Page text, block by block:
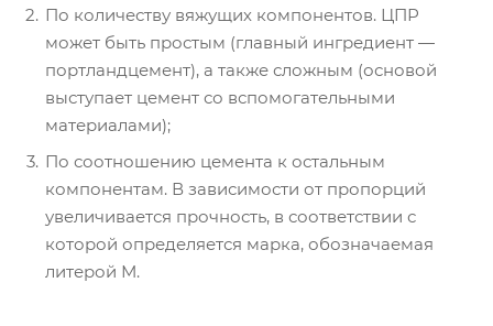
По количеству вяжущих компонентов. ЦПР
может быть простым (главный ингредиент —
портландцемент), а также сложным (основой
выступает цемент со вспомогательными
материалами);
По соотношению цемента к остальным
компонентам. В зависимости от пропорций
увеличивается прочность, в соответствии с
которой определяется марка, обозначаемая
литерой М.